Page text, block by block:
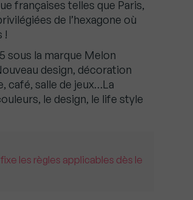
françaises telles que Paris,
de l’hexagone où
!
sous la marque Melon
design, décoration
café, salle de jeux…La
le design, le life style
les règles applicables dès le